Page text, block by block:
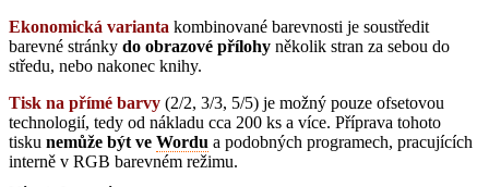
Ekonomická varianta kombinované barevnosti je soustředit
barevné stránky do obrazové přílohy několik stran za sebou do
středu, nebo nakonec knihy.
Tisk na přímé barvy (2/2, 3/3, 5/5) je možný pouze ofsetovou
technologií, tedy od nákladu cca 200 ks a více. Příprava tohoto
tisku nemůže být ve Wordu a podobných programech, pracujících
interně v RGB barevném režimu.